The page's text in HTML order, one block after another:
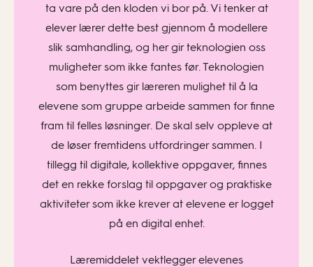
ta vare på den kloden vi bor på. Vi tenker at
elever lærer dette best gjennom å modellere
slik samhandling, og her gir teknologien oss
muligheter som ikke fantes før. Teknologien
som benyttes gir læreren mulighet til å la
elevene som gruppe arbeide sammen for finne
fram til felles løsninger. De skal selv oppleve at
de løser fremtidens utfordringer sammen. I
tillegg til digitale, kollektive oppgaver, finnes
det en rekke forslag til oppgaver og praktiske
aktiviteter som ikke krever at elevene er logget
på en digital enhet.
Læremiddelet vektlegger elevenes